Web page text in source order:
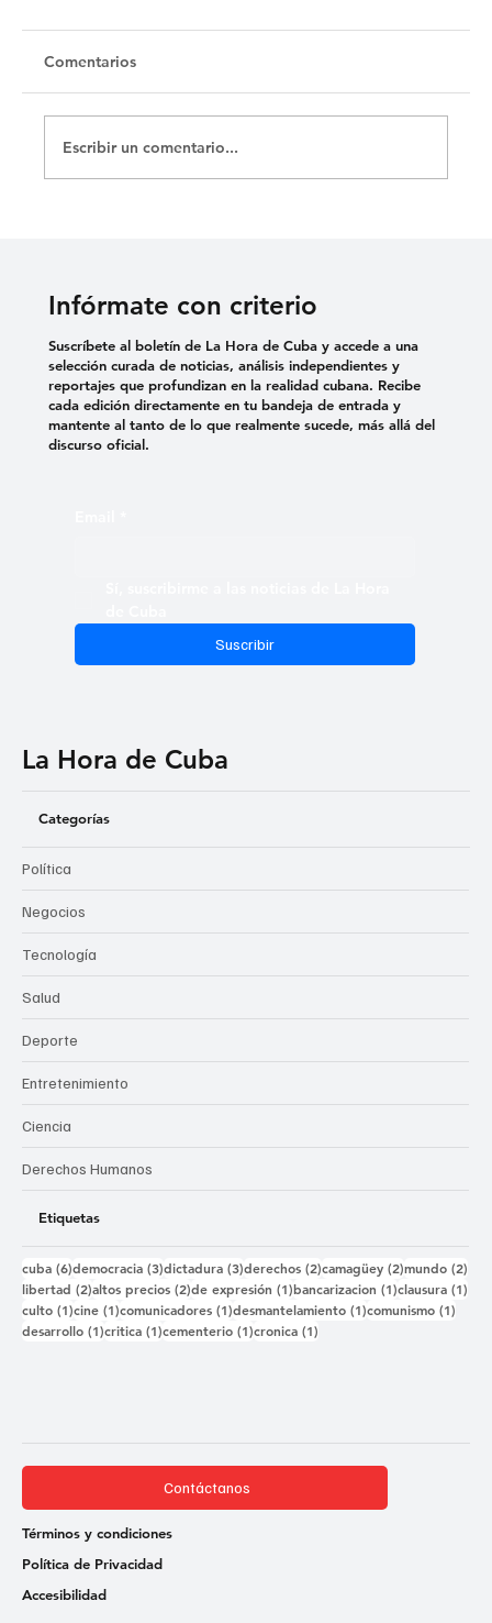
Untitled
Comentarios
Escribir un comentario...
Infórmate con criterio
Suscribir
Suscríbete al boletín de La Hora de Cuba y accede a una
selección curada de noticias, análisis independientes y
reportajes que profundizan en la realidad cubana. Recibe
cada edición directamente en tu bandeja de entrada y
mantente al tanto de lo que realmente sucede, más allá del
discurso oficial.
La Hora de Cuba
Categorías
Política
Negocios
Tecnología
Salud
Deporte
Entretenimiento
Ciencia
Derechos Humanos
Etiquetas
cuba (6)6 entradas
democracia (3)3 entradas
dictadura (3)3 entradas
derechos (2)2 entradas
camagüey (2)2 entradas
mundo (2)
libertad (2)2 entradas
altos precios (2)2 entradas
de expresión (1)1 entrada
bancarizacion (1)1 entrada
clausura (1)
culto (1)1 entrada
cine (1)1 entrada
comunicadores (1)1 entrada
desmantelamiento (1)1 entrada
comunismo (1)
desarrollo (1)1 entrada
critica (1)1 entrada
cementerio (1)1 entrada
cronica (1)
Contáctanos
Términos y condiciones
Política de Privacidad
Accesibilidad